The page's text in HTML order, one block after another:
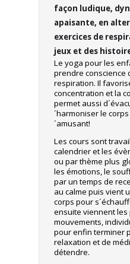
façon ludique,
apaisante, en
exercices de
jeux et des
Le yoga pour les
prendre conscience
respiration. Il
concentration et la
permet aussi
´harmoniser le
´amusant!
Les cours sont
calendrier et les
ou par thème plus
les émotions, le
par un temps de
au calme puis vient
corps pour
ensuite viennent
mouvements,
pour enfin terminer
relaxation et de
détendre.